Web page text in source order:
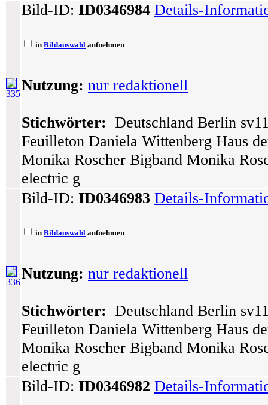
335
Bild-ID: ID0346984 Details-
in Bildauswahl aufnehmen
Nutzung: nur redaktionell
Stichwörter: Deutschland Berlin
Feuilleton Daniela Wittenberg Haus
Monika Roscher Bigband Monika
electric g
336
Bild-ID: ID0346983 Details-
in Bildauswahl aufnehmen
Nutzung: nur redaktionell
Stichwörter: Deutschland Berlin
Feuilleton Daniela Wittenberg Haus
Monika Roscher Bigband Monika
electric g
Bild-ID: ID0346982 Details-